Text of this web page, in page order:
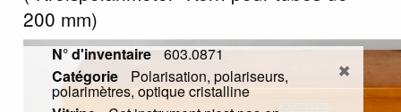
200 mm)
N° d'inventaire 603.0871
Catégorie
Polarisation, polariseurs,
polarimètres, optique cristalline